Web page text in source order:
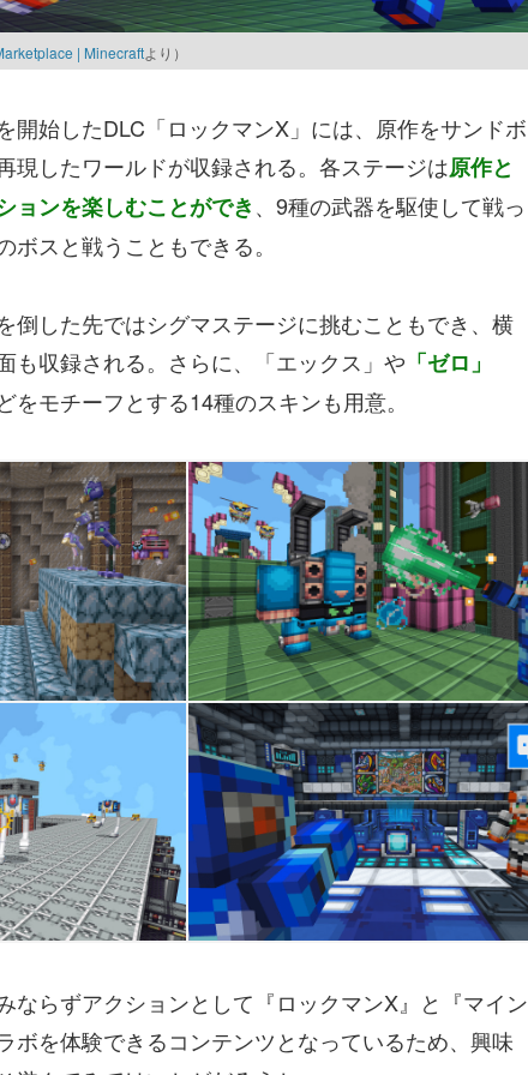
| Minecraftより）
開始したDLC「ロックマンX」には、原作をサンドボ
現したワールドが収録される。各ステージは原作と
ョンを楽しむことができ、9種の武器を駆使して戦っ
ボスと戦うこともできる。
倒した先ではシグマステージに挑むこともでき、横
も収録される。さらに、「エックス」や 「ゼロ」
をモチーフとする14種のスキンも用意。
ならずアクションとして『ロックマンX』と『マイン
ボを体験できるコンテンツとなっているため、興味